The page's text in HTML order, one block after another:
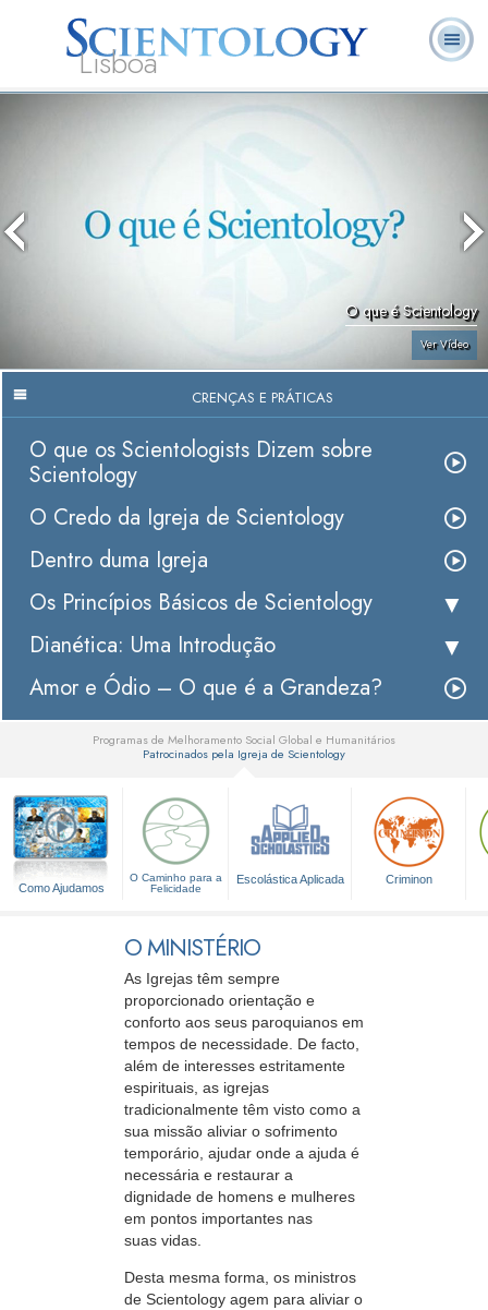
Lisboa
Voluntários
O que é Scientology
Ver Vídeo
CRENÇAS E PRÁTICAS
O que os Scientologists Dizem sobre
Scientology
O Credo da Igreja de Scientology
Dentro duma Igreja
Os Princípios Básicos de Scientology
Dianética: Uma Introdução
Amor e Ódio – O que é a Grandeza?
Programas de Melhoramento Social Global e Humanitários
Patrocinados pela Igreja de Scientology
Como Ajudamos
O Caminho para a
Felicidade
Escolástica Aplicada Criminon
O MINISTÉRIO
As Igrejas têm sempre
proporcionado orientação e
conforto aos seus paroquianos em
tempos de necessidade. De facto,
além de interesses estritamente
espirituais, as igrejas
tradicionalmente têm visto como a
sua missão aliviar o sofrimento
temporário, ajudar onde a ajuda é
necessária e restaurar a
dignidade de homens e mulheres
em pontos importantes nas
suas vidas.
Desta mesma forma, os ministros
de Scientology agem para aliviar o